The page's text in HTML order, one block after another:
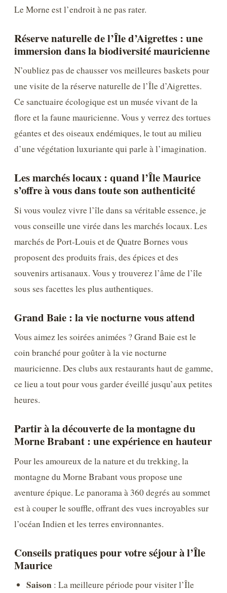
Le Morne est l’endroit à ne pas rater.
Réserve naturelle de l’Île d’Aigrettes : une
immersion dans la biodiversité mauricienne
N’oubliez pas de chausser vos meilleures baskets pour
une visite de la réserve naturelle de l’Île d’Aigrettes.
Ce sanctuaire écologique est un musée vivant de la
flore et la faune mauricienne. Vous y verrez des tortues
géantes et des oiseaux endémiques, le tout au milieu
d’une végétation luxuriante qui parle à l’imagination.
Les marchés locaux : quand l’Île Maurice
s’offre à vous dans toute son authenticité
Si vous voulez vivre l’île dans sa véritable essence, je
vous conseille une virée dans les marchés locaux. Les
marchés de Port-Louis et de Quatre Bornes vous
proposent des produits frais, des épices et des
souvenirs artisanaux. Vous y trouverez l’âme de l’île
sous ses facettes les plus authentiques.
Grand Baie : la vie nocturne vous attend
Vous aimez les soirées animées ? Grand Baie est le
coin branché pour goûter à la vie nocturne
mauricienne. Des clubs aux restaurants haut de gamme,
ce lieu a tout pour vous garder éveillé jusqu’aux petites
heures.
Partir à la découverte de la montagne du
Morne Brabant : une expérience en hauteur
Pour les amoureux de la nature et du trekking, la
montagne du Morne Brabant vous propose une
aventure épique. Le panorama à 360 degrés au sommet
est à couper le souffle, offrant des vues incroyables sur
l’océan Indien et les terres environnantes.
Conseils pratiques pour votre séjour à l’Île
Maurice
Saison : La meilleure période pour visiter l’Île